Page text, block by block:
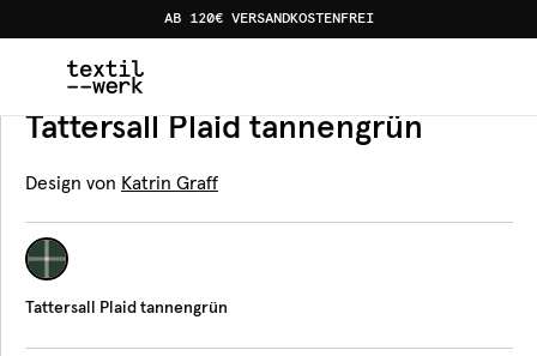
AB 120€ VERSANDKOSTENFREI
Produkte Bettwäsche Tattersall Plaid
Bettwäsche
Tattersall Plaid tannengrün
Design von Katrin Graff
Tattersall Plaid tannengrün